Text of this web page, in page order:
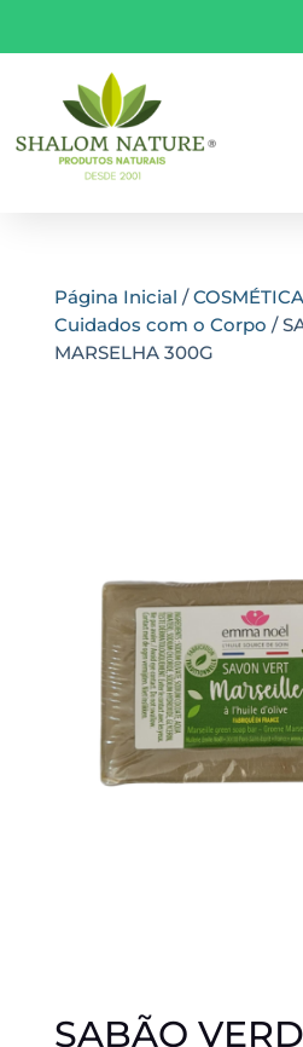
Página Inicial /
Cuidados com o Corpo /
MARSELHA 300G
SABÃO